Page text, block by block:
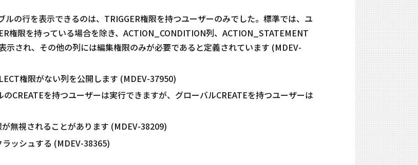
ルの行を表示できるのは、TRIGGER権限を持つユーザーのみでした。標準では、ユ
権限を持っている場合を除き、ACTION_CONDITION列、ACTION_STATEMENT
され、その他の列には編集権限のみが必要であると定義されています (MDEV-
権限がない列を公開します (MDEV-37950)
CREATEを持つユーザーは実行できますが、グローバルCREATEを持つユーザーは
無視されることがあります (MDEV-38209)
ッシュする (MDEV-38365)